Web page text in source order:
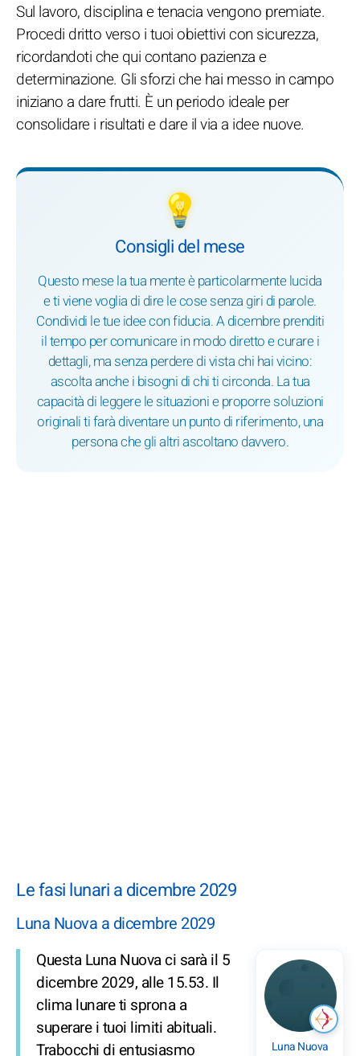
Sul lavoro, disciplina e tenacia vengono premiate.
Procedi dritto verso i tuoi obiettivi con sicurezza,
ricordandoti che qui contano pazienza e
determinazione. Gli sforzi che hai messo in campo
iniziano a dare frutti. È un periodo ideale per
consolidare i risultati e dare il via a idee nuove.
💡
Consigli del mese
Questo mese la tua mente è particolarmente lucida
e ti viene voglia di dire le cose senza giri di parole.
Condividi le tue idee con fiducia. A dicembre prenditi
il tempo per comunicare in modo diretto e curare i
dettagli, ma senza perdere di vista chi hai vicino:
ascolta anche i bisogni di chi ti circonda. La tua
capacità di leggere le situazioni e proporre soluzioni
originali ti farà diventare un punto di riferimento, una
persona che gli altri ascoltano davvero.
Le fasi lunari a dicembre 2029
Luna Nuova a dicembre 2029
Luna Nuova
Questa Luna Nuova ci sarà il 5
dicembre 2029, alle 15.53. Il
clima lunare ti sprona a
superare i tuoi limiti abituali.
Trabocchi di entusiasmo